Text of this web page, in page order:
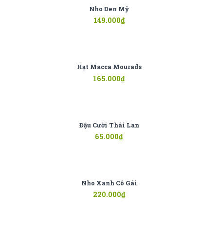
Nho Đen Mỹ
149.000₫
Hạt Macca Mourads
165.000₫
Đậu Cười Thái Lan
65.000₫
Nho Xanh Cô Gái
220.000₫